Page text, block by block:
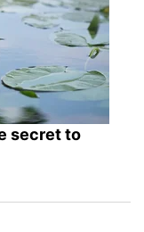
secret to